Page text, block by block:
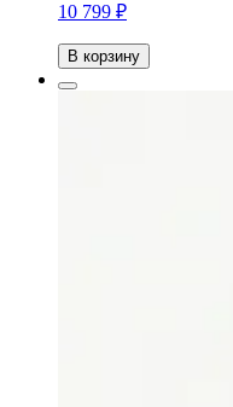
10 799 ₽
В корзину